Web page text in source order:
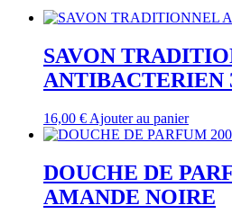
SAVON
ANTIBACTERIEN
16,00 € Ajouter au panier
DOUCHE DE
AMANDE NOIRE